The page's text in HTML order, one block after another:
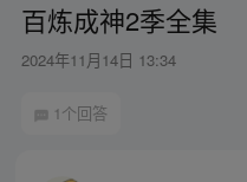
百炼成神2季全集
2024年11月14日 13:34
1个回答